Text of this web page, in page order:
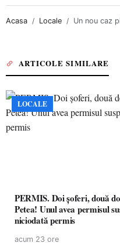
Acasa Locale Un nou caz
ARTICOLE SIMILARE
LOCALE
PERMIS. Doi șoferi, două
Petea! Unul avea permisul
niciodată permis
acum 23 ore